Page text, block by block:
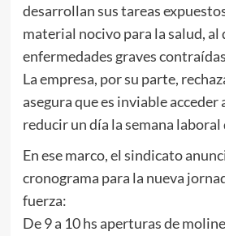
desarrollan sus tareas
material nocivo para la salud,
enfermedades graves
La empresa, por su parte,
asegura que es inviable acceder
reducir un día la semana laboral
En ese marco, el sindicato
cronograma para la nueva
fuerza:
De 9 a 10 hs aperturas de